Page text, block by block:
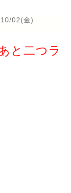
02(金)
と二つラ